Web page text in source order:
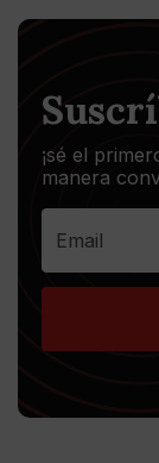
¡sé el
manera